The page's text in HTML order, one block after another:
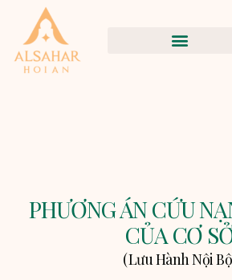
content
PHƯƠNG ÁN CỨU
CỦA CƠ
(Lưu Hành Nội